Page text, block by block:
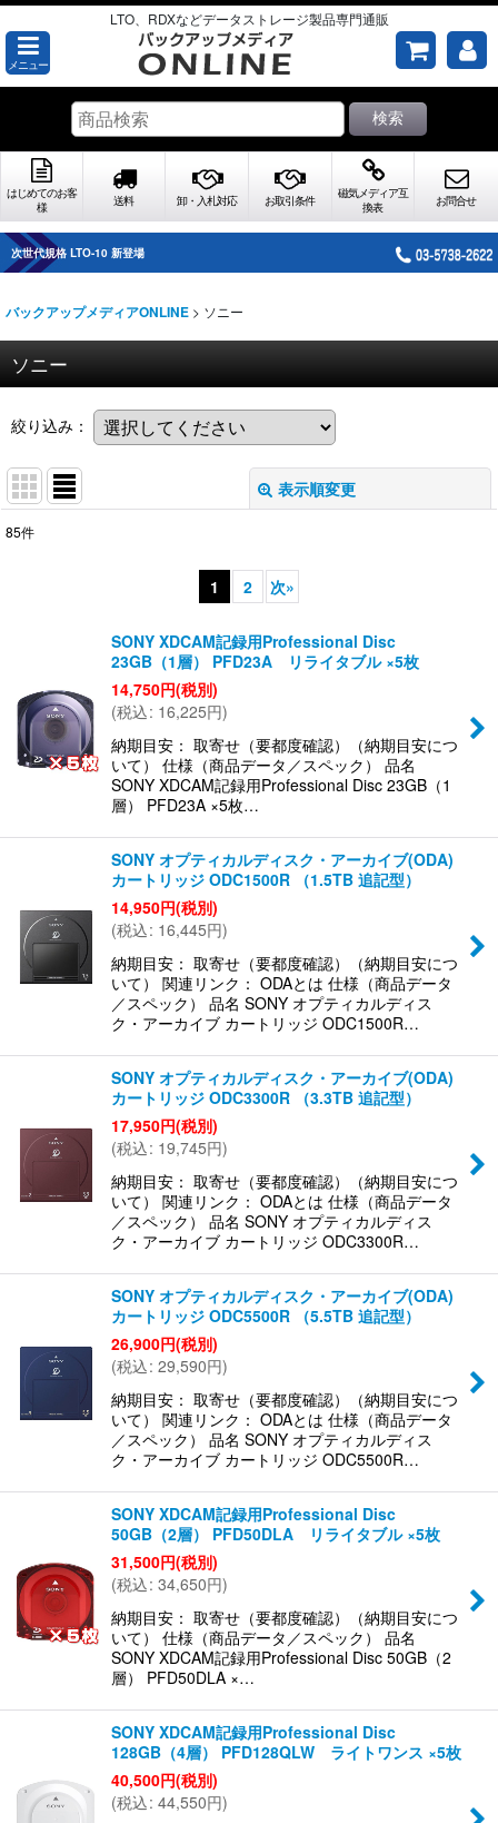
LTO、RDXなどデータストレージ製品専門通販
メニュー
検索
はじめてのお客
様
送料 卸・入札対応 お取引条件
磁気メディア互
換表
お問合せ
LTOカートリッジ用空ケースあります
バックアップメディアONLINE > ソニー
ソニー
絞り込み：
表示順変更
絞り込む
85件
1 2 次»
SONY XDCAM記録用Professional Disc
23GB（1層） PFD23A リライタブル ×5枚
14,750円(税別)
(税込: 16,225円)
納期目安： 取寄せ（要都度確認）（納期目安につ
いて） 仕様（商品データ／スペック） 品名
SONY XDCAM記録用Professional Disc 23GB（1
層） PFD23A ×5枚…
SONY オプティカルディスク・アーカイブ(ODA)
カートリッジ ODC1500R （1.5TB 追記型）
14,950円(税別)
(税込: 16,445円)
納期目安： 取寄せ（要都度確認）（納期目安につ
いて） 関連リンク： ODAとは 仕様（商品データ
／スペック） 品名 SONY オプティカルディス
ク・アーカイブ カートリッジ ODC1500R…
SONY オプティカルディスク・アーカイブ(ODA)
カートリッジ ODC3300R （3.3TB 追記型）
17,950円(税別)
(税込: 19,745円)
納期目安： 取寄せ（要都度確認）（納期目安につ
いて） 関連リンク： ODAとは 仕様（商品データ
／スペック） 品名 SONY オプティカルディス
ク・アーカイブ カートリッジ ODC3300R…
SONY オプティカルディスク・アーカイブ(ODA)
カートリッジ ODC5500R （5.5TB 追記型）
26,900円(税別)
(税込: 29,590円)
納期目安： 取寄せ（要都度確認）（納期目安につ
いて） 関連リンク： ODAとは 仕様（商品データ
／スペック） 品名 SONY オプティカルディス
ク・アーカイブ カートリッジ ODC5500R…
SONY XDCAM記録用Professional Disc
50GB（2層） PFD50DLA リライタブル ×5枚
31,500円(税別)
(税込: 34,650円)
納期目安： 取寄せ（要都度確認）（納期目安につ
いて） 仕様（商品データ／スペック） 品名
SONY XDCAM記録用Professional Disc 50GB（2
層） PFD50DLA ×…
SONY XDCAM記録用Professional Disc
128GB（4層） PFD128QLW ライトワンス ×5枚
40,500円(税別)
(税込: 44,550円)